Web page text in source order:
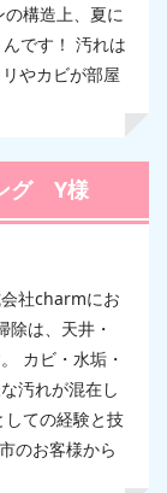
構造上、夏に
です！ 汚れは
やカビが部屋
グ Y様
会社charmにお
除は、天井・
カビ・水垢・
汚れが混在し
ての経験と技
のお客様から